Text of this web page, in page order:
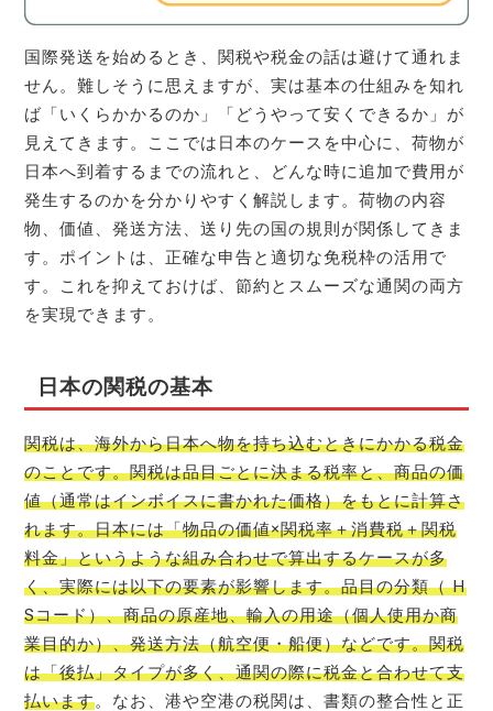
国際発送を始めるとき、関税や税金の話は避けて通れま
せん。難しそうに思えますが、実は基本の仕組みを知れ
ば「いくらかかるのか」「どうやって安くできるか」が
見えてきます。ここでは日本のケースを中心に、荷物が
日本へ到着するまでの流れと、どんな時に追加で費用が
発生するのかを分かりやすく解説します。荷物の内容
物、価値、発送方法、送り先の国の規則が関係してきま
す。ポイントは、正確な申告と適切な免税枠の活用で
す。これを抑えておけば、節約とスムーズな通関の両方
を実現できます。
日本の関税の基本
関税は、海外から日本へ物を持ち込むときにかかる税金
のことです。関税は品目ごとに決まる税率と、商品の価
値（通常はインボイスに書かれた価格）をもとに計算さ
れます。日本には「物品の価値×関税率＋消費税＋関税
料金」というような組み合わせで算出するケースが多
く、実際には以下の要素が影響します。品目の分類（ H
Sコード）、商品の原産地、輸入の用途（個人使用か商
業目的か）、発送方法（航空便・船便）などです。関税
は「後払」タイプが多く、通関の際に税金と合わせて支
払います。なお、港や空港の税関は、書類の整合性と正